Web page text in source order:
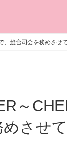
合司会を務めさせて
させ